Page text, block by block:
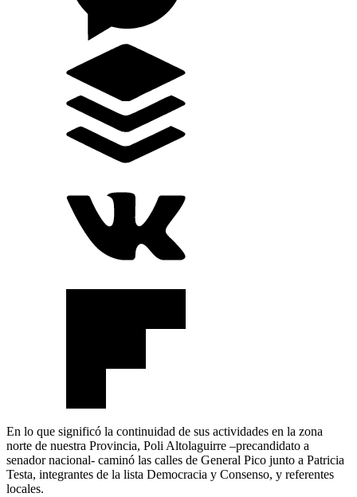
En lo que significó la continuidad de sus actividades en la zona
norte de nuestra Provincia, Poli Altolaguirre –precandidato a
senador nacional- caminó las calles de General Pico junto a Patricia
Testa, integrantes de la lista Democracia y Consenso, y referentes
locales.